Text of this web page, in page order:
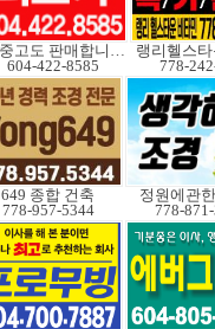
V3중고도 판매합니다.
604-422-8585
랭리헬스
778-
649 종합 건축
778-957-5344
정원에관
778-